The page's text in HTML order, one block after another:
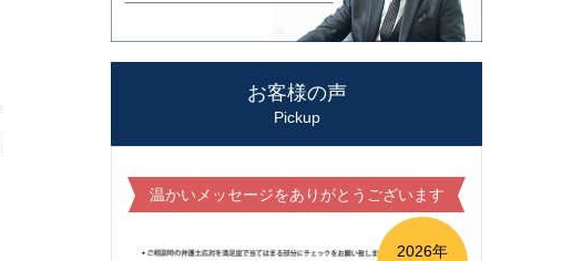
お客様の声
Pickup
温かいメッセージをありがとうございます
2026年